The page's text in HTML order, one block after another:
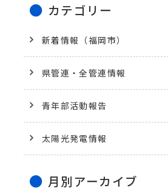
カテゴリー
新着情報（福岡市）
県管連・全管連情報
青年部活動報告
太陽光発電情報
月別アーカイブ